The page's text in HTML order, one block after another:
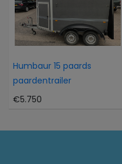
Humbaur 15 paards
paardentrailer
€5.750